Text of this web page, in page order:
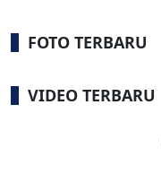
FOTO TERBARU
VIDEO TERBARU